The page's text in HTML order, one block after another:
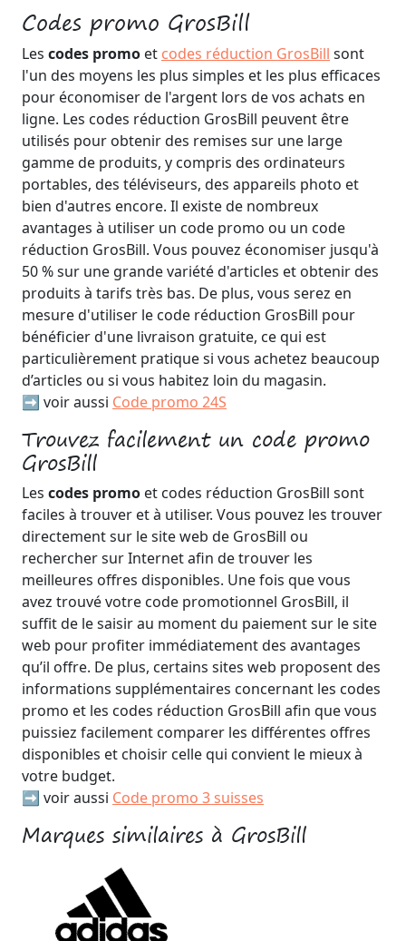
Codes promo GrosBill
Les codes promo et codes réduction GrosBill sont
l'un des moyens les plus simples et les plus efficaces
pour économiser de l'argent lors de vos achats en
ligne. Les codes réduction GrosBill peuvent être
utilisés pour obtenir des remises sur une large
gamme de produits, y compris des ordinateurs
portables, des téléviseurs, des appareils photo et
bien d'autres encore. Il existe de nombreux
avantages à utiliser un code promo ou un code
réduction GrosBill. Vous pouvez économiser jusqu'à
50 % sur une grande variété d'articles et obtenir des
produits à tarifs très bas. De plus, vous serez en
mesure d'utiliser le code réduction GrosBill pour
bénéficier d'une livraison gratuite, ce qui est
particulièrement pratique si vous achetez beaucoup
d’articles ou si vous habitez loin du magasin.
➡️ voir aussi Code promo 24S
Trouvez facilement un code promo
GrosBill
Les codes promo et codes réduction GrosBill sont
faciles à trouver et à utiliser. Vous pouvez les trouver
directement sur le site web de GrosBill ou
rechercher sur Internet afin de trouver les
meilleures offres disponibles. Une fois que vous
avez trouvé votre code promotionnel GrosBill, il
suffit de le saisir au moment du paiement sur le site
web pour profiter immédiatement des avantages
qu’il offre. De plus, certains sites web proposent des
informations supplémentaires concernant les codes
promo et les codes réduction GrosBill afin que vous
puissiez facilement comparer les différentes offres
disponibles et choisir celle qui convient le mieux à
votre budget.
➡️ voir aussi Code promo 3 suisses
Marques similaires à GrosBill